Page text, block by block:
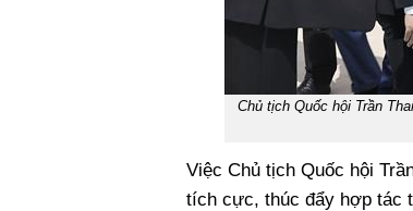
Chủ tịch Quốc hội Trần
Việc Chủ tịch Quốc hội
tích cực, thúc đẩy hợp tác